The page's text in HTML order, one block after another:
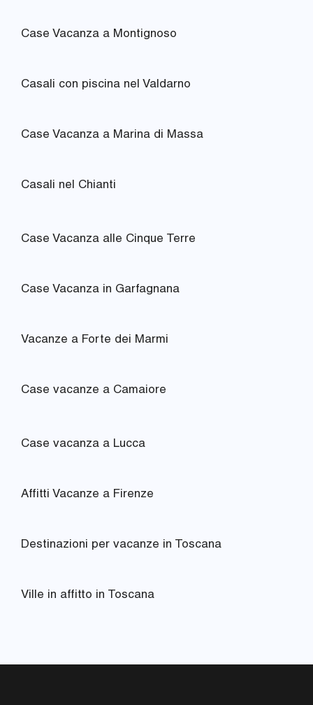
Case Vacanza a Montignoso
Casali con piscina nel Valdarno
Case Vacanza a Marina di Massa
Casali nel Chianti
Case Vacanza alle Cinque Terre
Case Vacanza in Garfagnana
Vacanze a Forte dei Marmi
Case vacanze a Camaiore
Case vacanza a Lucca
Affitti Vacanze a Firenze
Destinazioni per vacanze in Toscana
Ville in affitto in Toscana